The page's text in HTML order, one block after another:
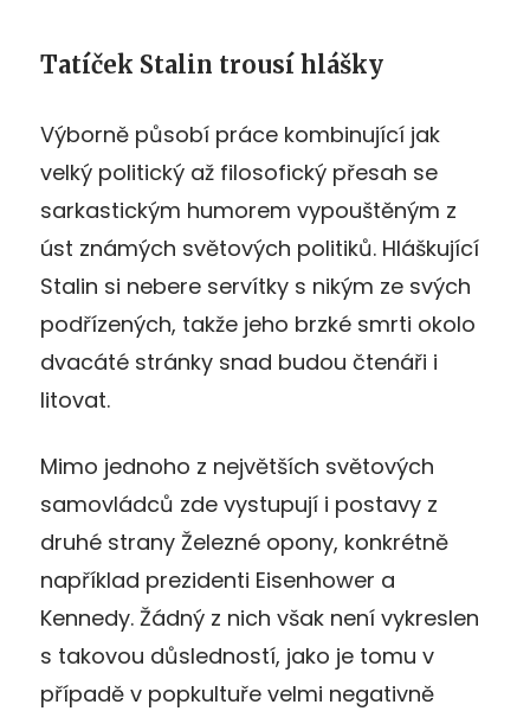
Tatíček Stalin trousí hlášky
Výborně působí práce kombinující jak
velký politický až filosofický přesah se
sarkastickým humorem vypouštěným z
úst známých světových politiků. Hláškující
Stalin si nebere servítky s nikým ze svých
podřízených, takže jeho brzké smrti okolo
dvacáté stránky snad budou čtenáři i
litovat.
Mimo jednoho z největších světových
samovládců zde vystupují i postavy z
druhé strany Železné opony, konkrétně
například prezidenti Eisenhower a
Kennedy. Žádný z nich však není vykreslen
s takovou důsledností, jako je tomu v
případě v popkultuře velmi negativně